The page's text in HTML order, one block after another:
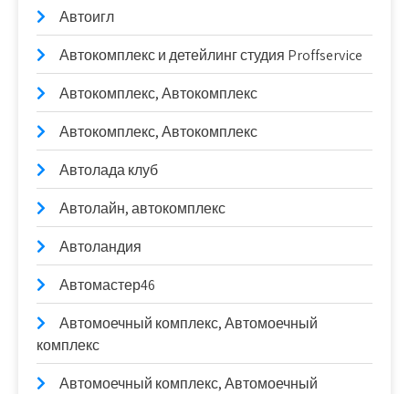
Автоигл
Автокомплекс и детейлинг студия Proffservice
Автокомплекс, Автокомплекс
Автокомплекс, Автокомплекс
Автолада клуб
Автолайн, автокомплекс
Автоландия
Автомастер46
Автомоечный комплекс, Автомоечный
комплекс
Автомоечный комплекс, Автомоечный